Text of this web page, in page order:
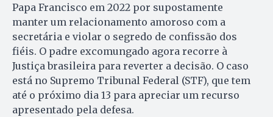
Papa Francisco em 2022 por supostamente
manter um relacionamento amoroso com a
secretária e violar o segredo de confissão dos
fiéis. O padre excomungado agora recorre à
Justiça brasileira para reverter a decisão. O caso
está no Supremo Tribunal Federal (STF), que tem
até o próximo dia 13 para apreciar um recurso
apresentado pela defesa.